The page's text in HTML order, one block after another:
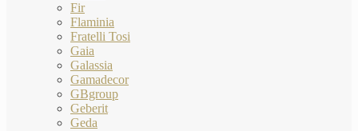
Fir
Flaminia
Fratelli Tosi
Gaia
Galassia
Gamadecor
GBgroup
Geberit
Geda